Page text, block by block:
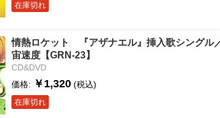
在庫切れ
情熱ロケット 『アザナエル』挿入歌シングル
宙速度【GRN-23】
CD&DVD
価格: ￥1,320 (税込)
在庫切れ